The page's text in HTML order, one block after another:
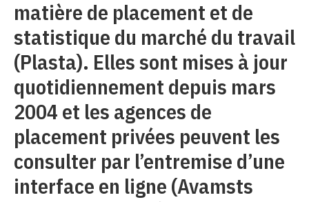
matière de placement et de
statistique du marché du travail
(Plasta). Elles sont mises à jour
quotidiennement depuis mars
2004 et les agences de
placement privées peuvent les
consulter par l’entremise d’une
interface en ligne (Avamsts